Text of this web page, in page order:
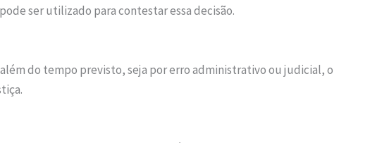
pode ser utilizado para contestar essa decisão.
do tempo previsto, seja por erro administrativo ou judicial, o